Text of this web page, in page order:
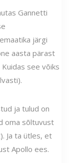
Gannetti
järgi
aasta pärast
see võiks
ja tulud on
oma sõltuvust
Ja ta ütles, et
Apollo ees.